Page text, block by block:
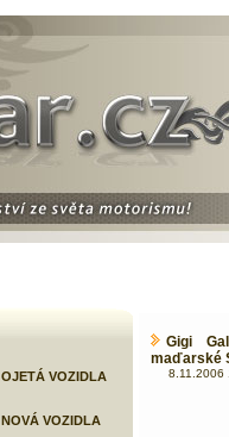
OJETÁ VOZIDLA
NOVÁ VOZIDLA
Gigi
maďarské
8.11.2006